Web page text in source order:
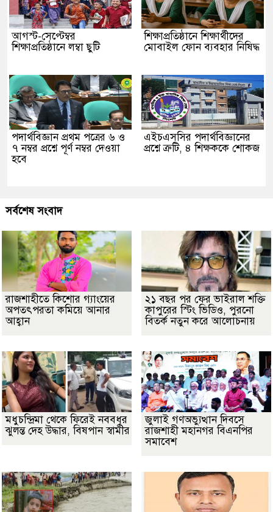
আগস্ট-সেপ্টেম্বর
শিক্ষাপ্রতিষ্ঠানে লম্বা ছুটি
শিক্ষাপ্রতিষ্ঠানে শিক্ষার্থীদের
মোবাইল ফোন ব্যবহার নিষিদ্ধ
পদার্থবিজ্ঞান প্রথম পত্রের ৬ ও
৭ নম্বর প্রশ্নে পূর্ণ নম্বর দেওয়া
হবে
এইচএসসির পদার্থবিজ্ঞানের
প্রশ্নে ত্রুটি, ৪ শিক্ষককে শোকজ
সর্বশেষ সংবাদ
রাজশাহীতে কিশোর গ্যাংয়ের
অপতৎপরতা কমিয়ে আনার
আহ্বান
২১ বছর পর ফের ভাইরাল শক্তি
কাপুরের স্টিং ভিডিও, পুরনো
বিতর্ক নতুন করে আলোচনায়
মধুচন্দ্রিমা থেকে ফিরেই নববধূর
ঝুলন্ত দেহ উদ্ধার, বিষপান স্বামীর
জুলাই গণঅভ্যুত্থান দিবসে
রাজশাহী মহানগর বিএনপির
সমাবেশ